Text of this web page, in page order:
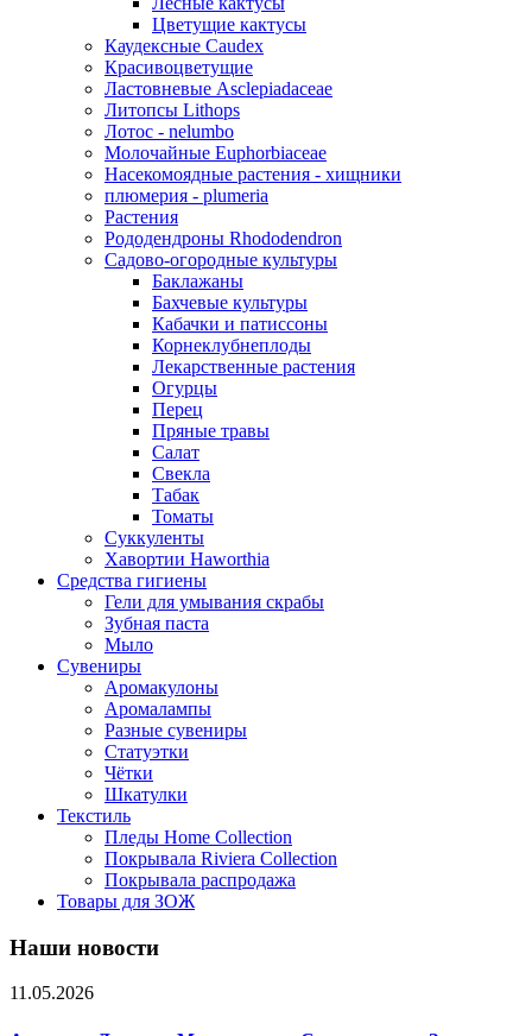
Цветущие кактусы
Каудексные Caudex
Красивоцветущие
Ластовневые Asclepiadaceae
Литопсы Lithops
Лотос - nelumbo
Молочайные Euphorbiaceae
Насекомоядные растения - хищники
плюмерия - plumeria
Растения
Рододендроны Rhododendron
Садово-огородные культуры
Баклажаны
Бахчевые культуры
Кабачки и патиссоны
Корнеклубнеплоды
Лекарственные растения
Огурцы
Перец
Пряные травы
Салат
Свекла
Табак
Томаты
Суккуленты
Хавортии Haworthia
Средства гигиены
Гели для умывания скрабы
Зубная паста
Мыло
Сувениры
Аромакулоны
Аромалампы
Разные сувениры
Статуэтки
Чётки
Шкатулки
Текстиль
Пледы Home Collection
Покрывала Riviera Collection
Покрывала распродажа
Товары для ЗОЖ
Наши новости
11.05.2026